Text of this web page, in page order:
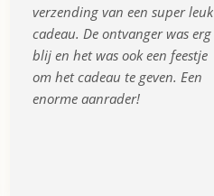
verzending van een super leuk
cadeau. De ontvanger was erg
blij en het was ook een feestje
om het cadeau te geven. Een
enorme aanrader!